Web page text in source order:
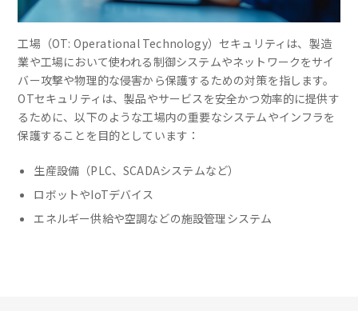
工場（OT: Operational Technology）セキュリティは、製造
業や工場において使われる制御システムやネットワークをサイ
バー攻撃や物理的な侵害から保護するための対策を指します。
OTセキュリティは、製品やサービスを安全かつ効率的に提供す
るために、以下のような工場内の重要なシステムやインフラを
保護することを目的としています：
生産設備（PLC、SCADAシステムなど）
ロボットやIoTデバイス
エネルギー供給や空調などの施設管理システム